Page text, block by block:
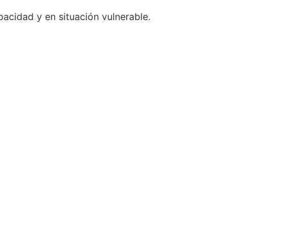
y en situación vulnerable.